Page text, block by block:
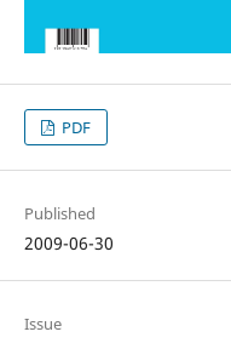
PDF
Published
2009-06-30
Issue